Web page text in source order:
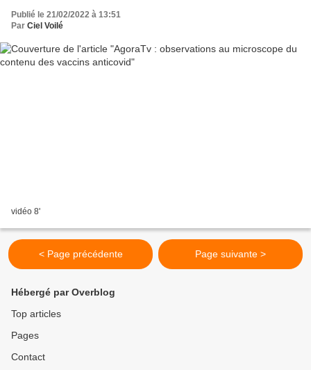
Publié le 21/02/2022 à 13:51
Par Ciel Voilé
vidéo 8'
< Page précédente Page suivante >
Hébergé par Overblog
Top articles
Pages
Contact